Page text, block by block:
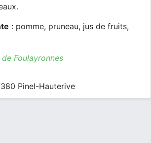
: pomme, pruneau, jus de fruits,
Foulayronnes
Pinel-Hauterive